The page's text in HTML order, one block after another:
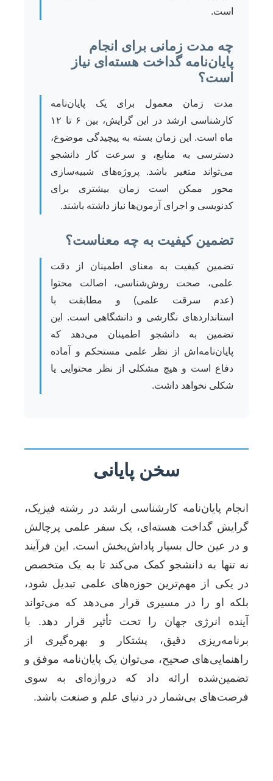
است.
چه مدت زمانی برای انجام
پایان‌نامه گداخت هسته‌ای نیاز
است؟
مدت زمان معمول برای یک پایان‌نامه
کارشناسی ارشد در این گرایش، بین ۶ تا ۱۲
ماه است. این زمان بسته به پیچیدگی موضوع،
دسترسی به منابع، و سرعت کار دانشجو
می‌تواند متغیر باشد. پروژه‌های شبیه‌سازی
محور ممکن است زمان بیشتری برای
کدنویسی و اجرای آزمون‌ها نیاز داشته باشند.
تضمین کیفیت به چه معناست؟
تضمین کیفیت به معنای اطمینان از دقت
علمی، صحت روش‌شناسی، اصالت محتوا
(عدم سرقت علمی) و مطابقت با
استانداردهای نگارشی و دانشگاهی است. این
تضمین به دانشجو اطمینان می‌دهد که
پایان‌نامه‌اش از نظر علمی مستحکم و آماده
دفاع است و هیچ مشکلی از نظر محتوایی یا
شکلی نخواهد داشت.
سخن پایانی
انجام پایان‌نامه کارشناسی ارشد در رشته فیزیک،
گرایش گداخت هسته‌ای، یک سفر علمی پرچالش
و در عین حال بسیار پاداش‌بخش است. این فرآیند
نه تنها به دانشجو کمک می‌کند تا به یک متخصص
در یکی از مهم‌ترین حوزه‌های علمی تبدیل شود،
بلکه او را در مسیری قرار می‌دهد که می‌تواند
آینده انرژی جهان را تحت تأثیر قرار دهد. با
برنامه‌ریزی دقیق، پشتکار و بهره‌گیری از
راهنمایی‌های صحیح، می‌توان یک پایان‌نامه موفق و
تضمین‌شده ارائه داد که دروازه‌ای به سوی
فرصت‌های بی‌شمار در دنیای علم و صنعت باشد.